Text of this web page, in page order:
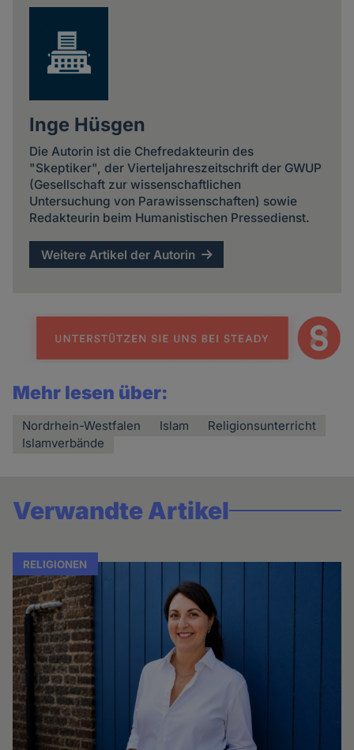
Inge Hüsgen
Die Autorin ist die Chefredakteurin des
"Skeptiker", der Vierteljahreszeitschrift der GWUP
(Gesellschaft zur wissenschaftlichen
Untersuchung von Parawissenschaften) sowie
Redakteurin beim Humanistischen Pressedienst.
Weitere Artikel der Autorin
Mehr lesen über:
Nordrhein-Westfalen Islam
Religionsunterricht
Islamverbände
Verwandte Artikel
RELIGIONEN